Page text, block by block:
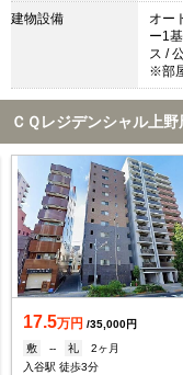
建物設備
オー
ー1
ス /
※部
ＣＱレジデンシャル上
17.5万円 /35,000円
敷
-- 礼
2ヶ月
入谷駅 徒歩3分